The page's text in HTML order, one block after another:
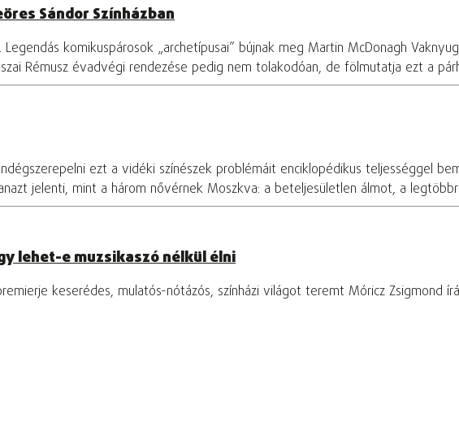
Sándor Színházban
Legendás komikuspárosok „archetípusai” bújnak meg Martin McDonagh
Rémusz évadvégi rendezése pedig nem tolakodóan, de fölmutatja ezt a
ezt a vidéki színészek problémáit enciklopédikus teljességgel
jelenti, mint a három nővérnek Moszkva: a beteljesületlen álmot, a
lehet-e muzsikaszó nélkül élni
keserédes, mulatós-nótázós, színházi világot teremt Móricz Zsigmond